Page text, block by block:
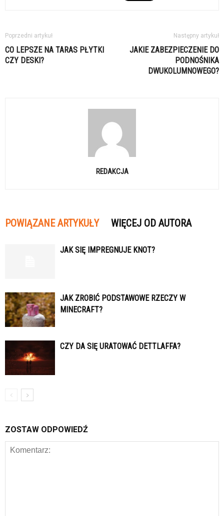
Poprzedni artykuł
CO LEPSZE NA TARAS PŁYTKI
CZY DESKI?
Następny artykuł
JAKIE ZABEZPIECZENIE DO
PODNOŚNIKA
DWUKOLUMNOWEGO?
REDAKCJA
POWIĄZANE ARTYKUŁY WIĘCEJ OD AUTORA
JAK SIĘ IMPREGNUJE KNOT?
JAK ZROBIĆ PODSTAWOWE RZECZY W
MINECRAFT?
CZY DA SIĘ URATOWAĆ DETTLAFFA?
ZOSTAW ODPOWIEDŹ